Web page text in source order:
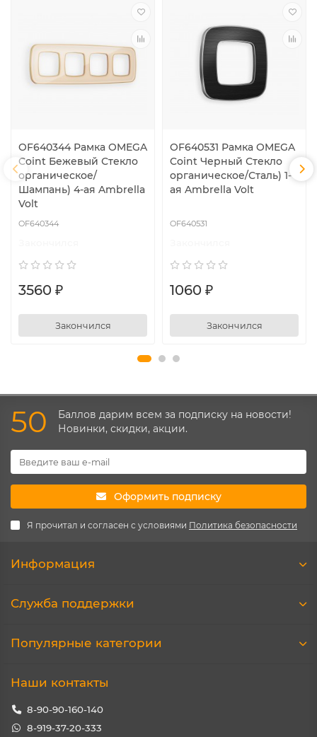
OF640344 Рамка OMEGA
Coint Бежевый Стекло
органическое/
Шампань) 4-ая Ambrella
Volt
OF640344
3560 ₽
Закончился
OF640531 Рамка OMEGA
Coint Черный Стекло
органическое/Сталь) 1-
ая Ambrella Volt
OF640531
1060 ₽
Закончился
50
Баллов дарим всем за подписку на новости!
Новинки, скидки, акции.
Оформить подписку
Я прочитал и согласен с условиями Политика безопасности
Информация
Служба поддержки
Популярные категории
Наши контакты
8-90-90-160-140
8-919-37-20-333